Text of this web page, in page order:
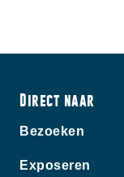
Direct naar
Bezoeken
Exposeren